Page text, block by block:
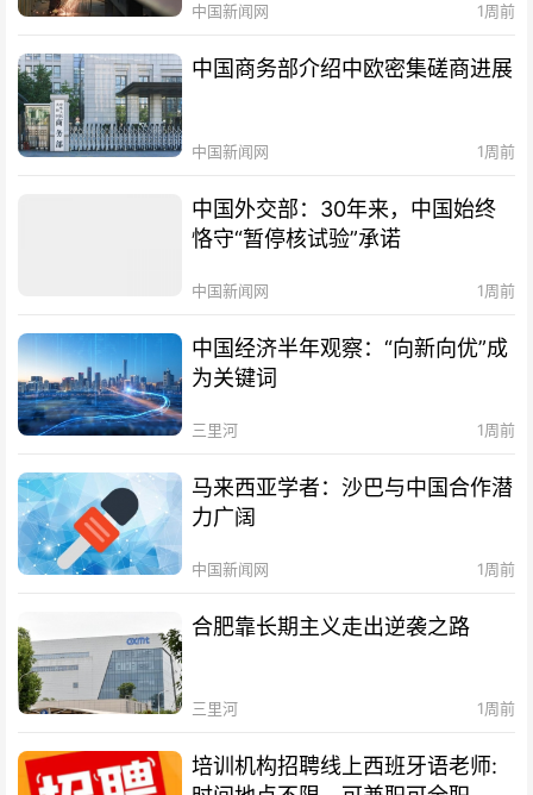
中国新闻网 1周前
中国商务部介绍中欧密集磋商进展
中国新闻网 1周前
中国外交部：30年来，中国始终
恪守“暂停核试验”承诺
中国新闻网 1周前
中国经济半年观察：“向新向优”成
为关键词
三里河 1周前
马来西亚学者：沙巴与中国合作潜
力广阔
中国新闻网 1周前
合肥靠长期主义走出逆袭之路
三里河 1周前
培训机构招聘线上西班牙语老师: